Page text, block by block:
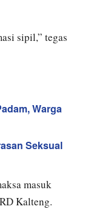
sipil,” tegas
Warga
Seksual
masuk
Kalteng.